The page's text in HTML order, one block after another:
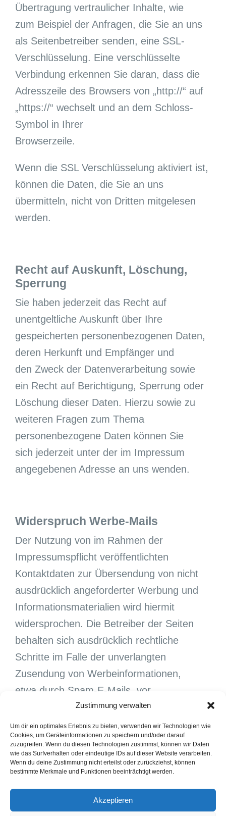
Zustimmung verwalten
Um dir ein optimales Erlebnis zu bieten, verwenden wir Technologien wie
Cookies, um Geräteinformationen zu speichern und/oder darauf
zuzugreifen. Wenn du diesen Technologien zustimmst, können wir Daten
wie das Surfverhalten oder eindeutige IDs auf dieser Website verarbeiten.
Wenn du deine Zustimmung nicht erteilst oder zurückziehst, können
bestimmte Merkmale und Funktionen beeinträchtigt werden.
Akzeptieren
Übertragung vertraulicher Inhalte, wie
zum Beispiel der Anfragen, die Sie an uns
als Seitenbetreiber senden, eine SSL-
Verschlüsselung. Eine verschlüsselte
Verbindung erkennen Sie daran, dass die
Adresszeile des Browsers von „http://“ auf
„https://“ wechselt und an dem Schloss-
Symbol in Ihrer
Browserzeile.
Wenn die SSL Verschlüsselung aktiviert ist,
können die Daten, die Sie an uns
übermitteln, nicht von Dritten mitgelesen
werden.
Recht auf Auskunft, Löschung,
Sperrung
Sie haben jederzeit das Recht auf
unentgeltliche Auskunft über Ihre
gespeicherten personenbezogenen Daten,
deren Herkunft und Empfänger und
den Zweck der Datenverarbeitung sowie
ein Recht auf Berichtigung, Sperrung oder
Löschung dieser Daten. Hierzu sowie zu
weiteren Fragen zum Thema
personenbezogene Daten können Sie
sich jederzeit unter der im Impressum
angegebenen Adresse an uns wenden.
Widerspruch Werbe-Mails
Der Nutzung von im Rahmen der
Impressumspflicht veröffentlichten
Kontaktdaten zur Übersendung von nicht
ausdrücklich angeforderter Werbung und
Informationsmaterialien wird hiermit
widersprochen. Die Betreiber der Seiten
behalten sich ausdrücklich rechtliche
Schritte im Falle der unverlangten
Zusendung von Werbeinformationen,
etwa durch Spam-E-Mails, vor.
Quelle:
eRecht24